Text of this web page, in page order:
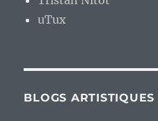
uTux
BLOGS ARTISTIQUES